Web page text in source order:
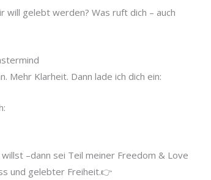
will gelebt werden? Was ruft dich – auch
Mehr Klarheit. Dann lade ich dich ein:
–dann sei Teil meiner Freedom & Love
und gelebter Freiheit.👉